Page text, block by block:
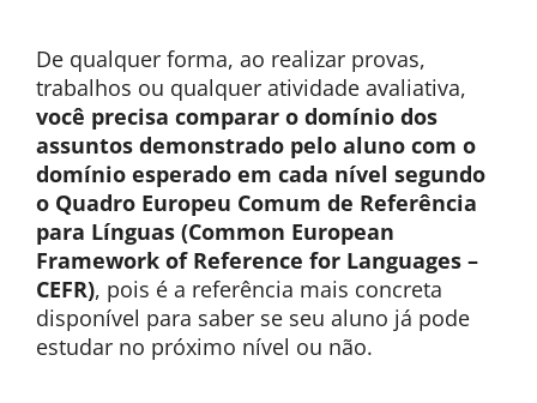
De qualquer forma, ao realizar provas,
trabalhos ou qualquer atividade avaliativa,
você precisa comparar o domínio dos
assuntos demonstrado pelo aluno com o
domínio esperado em cada nível segundo
o Quadro Europeu Comum de Referência
para Línguas (Common European
Framework of Reference for Languages –
CEFR), pois é a referência mais concreta
disponível para saber se seu aluno já pode
estudar no próximo nível ou não.